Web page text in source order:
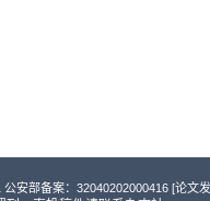
公安部备案：32040202000416 [论文